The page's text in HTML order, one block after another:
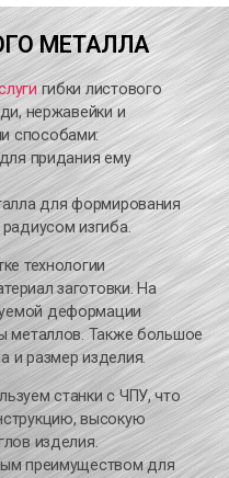
МЕТАЛЛА
гибки листового
нержавейки и
способами:
придания ему
для формирования
изгиба.
технологии
заготовки. На
деформации
металлов. Также большое
и размер изделия.
станки с ЧПУ, что
высокую
изделия.
преимуществом для